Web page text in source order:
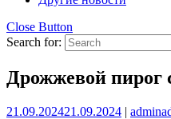
Close Button
Search for:
Дрожжевой пирог
21.09.202421.09.2024 | admin